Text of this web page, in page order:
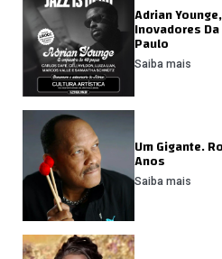
Adrian
Inovadores
Paulo
Saiba mais
Um Gigante.
Anos
Saiba mais